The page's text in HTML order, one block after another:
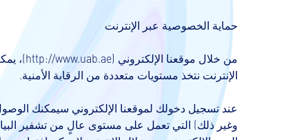
حماية الخصوصية عبر الإنترنت
من خلال موقعنا الإلكتروني (http://www.uab.ae)،
الإنترنت نتخذ مستويات متعددة من الرقابة الأمنية.
عند تسجيل دخولك لموقعنا الإلكتروني سيمكنك